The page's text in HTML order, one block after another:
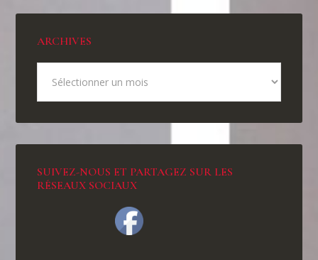
ARCHIVES
SUIVEZ-NOUS ET PARTAGEZ SUR LES
RÉSEAUX SOCIAUX